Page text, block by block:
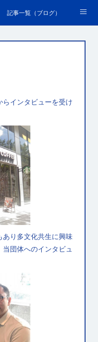
記事一覧（ブログ）
インタビューを受け
あり多文化共生に興味
団体へのインタビュ